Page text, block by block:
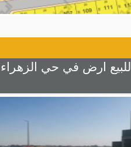
للبيع ارض في حي الزهراء 4 رقم 32 المساحة 401.08م شارع 20 × 15 السعر 1300 للمتر